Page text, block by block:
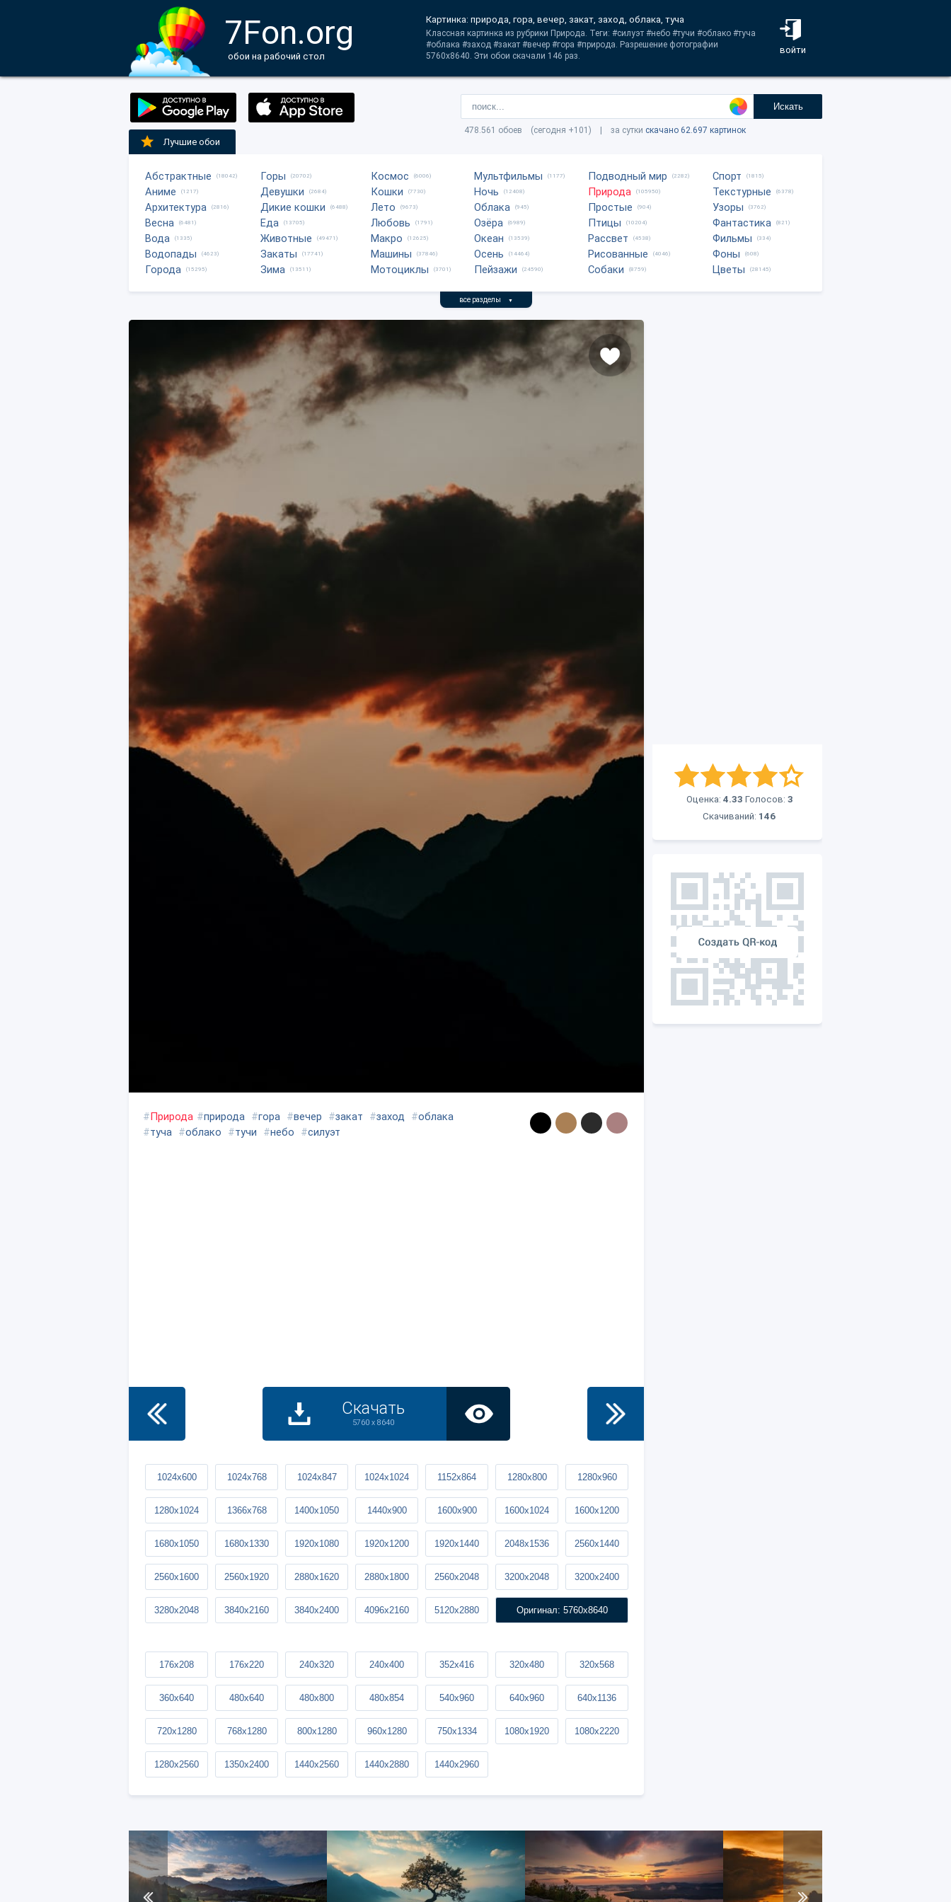
7Fon.org
обои на рабочий стол
войти
Картинка: природа, гора, вечер, закат, заход, облака, туча
Классная картинка из рубрики Природа. Теги: #силуэт #небо #тучи #облако #туча
#облака #заход #закат #вечер #гора #природа. Разрешение фотографии
5760x8640. Эти обои скачали 146 раз.
Искать
478.561 обоев (сегодня +101) | за сутки скачано 62.697 картинок
Лучшие обои
Абстрактные (18042)
Аниме (1217)
Архитектура (2816)
Весна (6481)
Вода (1335)
Водопады (4623)
Города (15295)
Горы (20702)
Девушки (2684)
Дикие кошки (6488)
Еда (13705)
Животные (49471)
Закаты (17741)
Зима (13511)
Космос (6006)
Кошки (7730)
Лето (9673)
Любовь (1791)
Макро (12625)
Машины (37846)
Мотоциклы (3701)
Мультфильмы (1177)
Ночь (12408)
Облака (945)
Озёра (6989)
Океан (13539)
Осень (14464)
Пейзажи (24590)
Подводный мир (2282)
Природа (105950)
Простые (904)
Птицы (10204)
Рассвет (4538)
Рисованные (4046)
Собаки (8759)
Спорт (1815)
Текстурные (6378)
Узоры (3762)
Фантастика (821)
Фильмы (334)
Фоны (608)
Цветы (28145)
все разделы ▼
Оценка: 4.33 Голосов: 3
Скачиваний: 146
#Природа #природа #гора #вечер #закат #заход #облака
#туча #облако #тучи #небо #силуэт
Скачать
5760 x 8640
1024x600 1024x768 1024x847 1024x1024 1152x864 1280x800 1280x960
1280x1024 1366x768 1400x1050 1440x900 1600x900 1600x1024 1600x1200
1680x1050 1680x1330 1920x1080 1920x1200 1920x1440 2048x1536 2560x1440
2560x1600 2560x1920 2880x1620 2880x1800 2560x2048 3200x2048 3200x2400
3280x2048 3840x2160 3840x2400 4096x2160 5120x2880 Оригинал: 5760x8640
176x208 176x220 240x320 240x400 352x416 320x480 320x568
360x640 480x640 480x800 480x854 540x960 640x960 640x1136
720x1280 768x1280 800x1280 960x1280 750x1334 1080x1920 1080x2220
1280x2560 1350x2400 1440x2560 1440x2880 1440x2960